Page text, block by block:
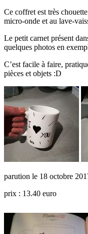
Ce coffret est très
micro-onde et au lave-
Le petit carnet présent
quelques photos en
C’est facile à faire,
pièces et objets :D
parution le 18 octobre
prix : 13.40 euro